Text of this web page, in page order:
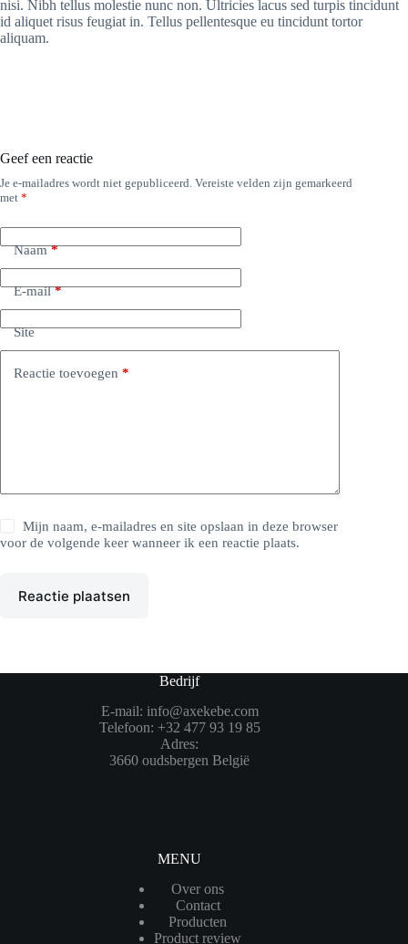
nisi. Nibh tellus molestie nunc non. Ultricies lacus sed turpis tincidunt
id aliquet risus feugiat in. Tellus pellentesque eu tincidunt tortor
aliquam.
Geef een reactie
Je e-mailadres wordt niet gepubliceerd. Vereiste velden zijn gemarkeerd
met *
Naam*
E-mail*
Site
Reactie toevoegen *
Mijn naam, e-mailadres en site opslaan in deze browser
voor de volgende keer wanneer ik een reactie plaats.
Reactie plaatsen
Bedrijf
E-mail: info@axekebe.com
Telefoon: +32 477 93 19 85
Adres:
3660 oudsbergen België
MENU
Over ons
Contact
Producten
Product review